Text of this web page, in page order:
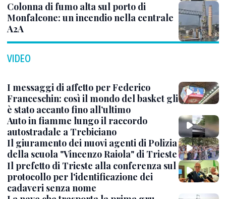
Colonna di fumo alta sul porto di
Monfalcone: un incendio nella centrale
A2A
VIDEO
I messaggi di affetto per Federico
Franceschin: così il mondo del basket gli
è stato accanto fino all’ultimo
Auto in fiamme lungo il raccordo
autostradale a Trebiciano
Il giuramento dei nuovi agenti di Polizia
della scuola "Vincenzo Raiola" di Trieste
Il prefetto di Trieste alla conferenza sul
protocollo per l'identificazione dei
cadaveri senza nome